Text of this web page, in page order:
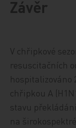
Závěr
V chřipkové
resuscitačních
hospitalizováno
chřipkou A
stavu
na